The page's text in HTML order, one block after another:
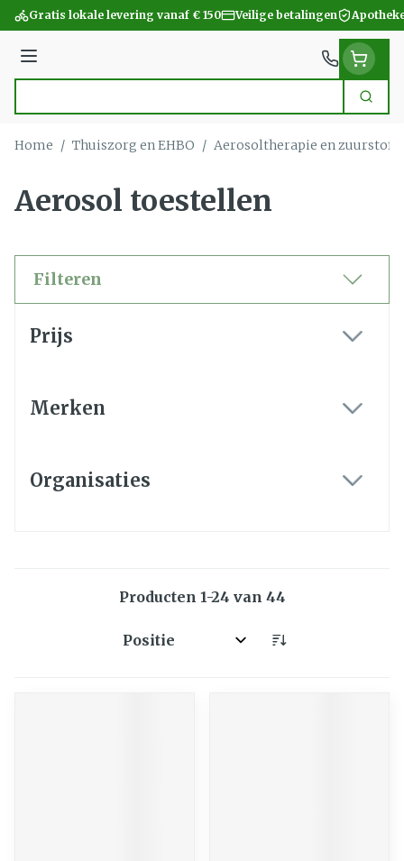
Ga naar de inhoud
Gratis lokale levering vanaf € 150 Veilige betalingen
Menu
Zoek
Home / Thuiszorg en EHBO / Aerosoltherapie en zuurstof
Aerosol toestellen
Filteren
Prijs
Merken
Organisaties
Producten 1-24 van 44
Sorteer op: